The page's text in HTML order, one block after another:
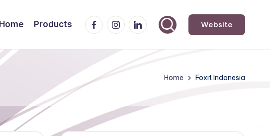
Home Products FacebookInstagramLinkedIn Website
Home Foxit Indonesia